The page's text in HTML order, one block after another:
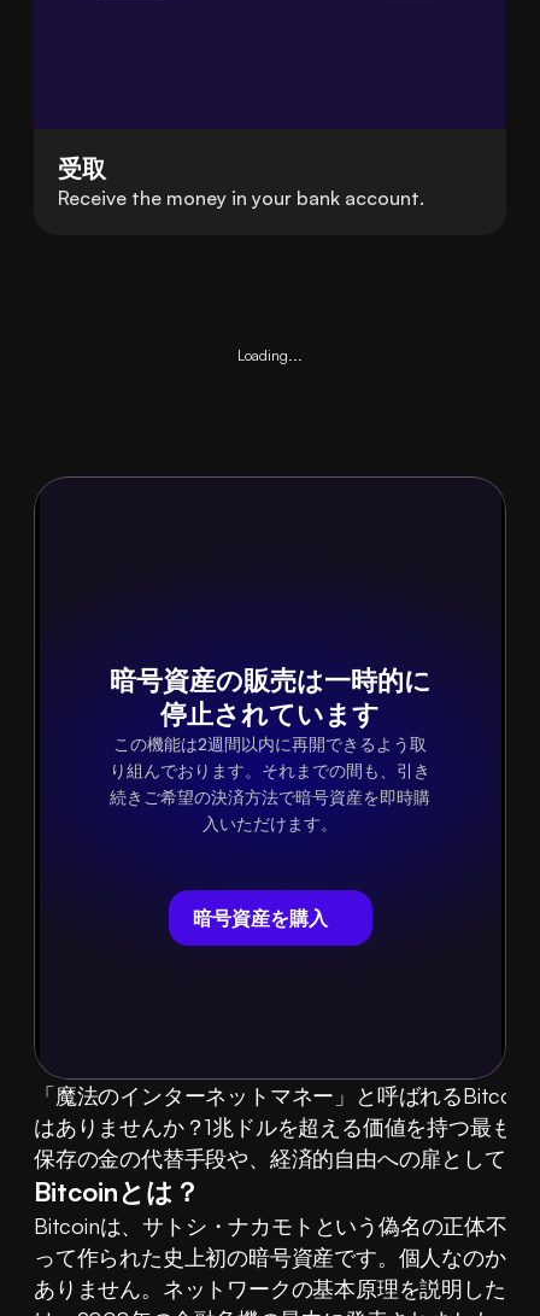
受取
Receive the money in your bank account.
Loading...
「魔法のインターネットマネー」と呼ばれる
はありませんか？1兆ドルを超える価値を持つ最も
保存の金の代替手段や、経済的自由への扉として検
Bitcoinとは？
Bitcoinは、サトシ・ナカモトという偽名の正体不明
って作られた史上初の暗号資産です。個人なのか団
ありません。ネットワークの基本原理を説明した
暗号資産の販売は一時的に
停止されています
この機能は2週間以内に再開できるよう取
り組んでおります。それまでの間も、引き
続きご希望の決済方法で暗号資産を即時購
入いただけます。
暗号資産を購入